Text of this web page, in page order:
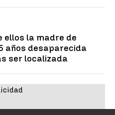
ellos la madre de
años desaparecida
ser localizada